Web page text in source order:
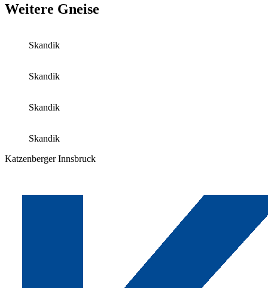
Weitere Gneise
Skandik
Skandik
Skandik
Skandik
Katzenberger Innsbruck